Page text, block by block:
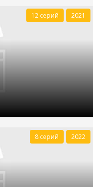
12 серий 2021
8 серий 2022